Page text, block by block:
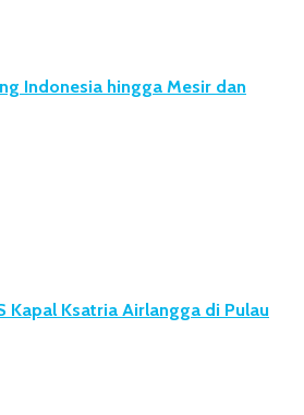
Indonesia hingga Mesir dan
Kapal Ksatria Airlangga di Pulau